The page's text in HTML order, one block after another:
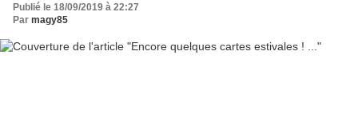
Publié le 18/09/2019 à 22:27
Par magy85